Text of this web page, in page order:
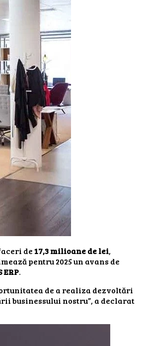
de17,3 milioane de lei,
pentru 2025 un avans de
ERP.
de a realiza dezvoltări
businessului nostru”, a declarat